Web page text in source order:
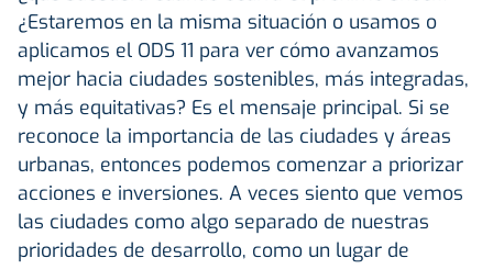
¿Estaremos en la misma situación o usamos o
aplicamos el ODS 11 para ver cómo avanzamos
mejor hacia ciudades sostenibles, más integradas,
y más equitativas? Es el mensaje principal. Si se
reconoce la importancia de las ciudades y áreas
urbanas, entonces podemos comenzar a priorizar
acciones e inversiones. A veces siento que vemos
las ciudades como algo separado de nuestras
prioridades de desarrollo, como un lugar de